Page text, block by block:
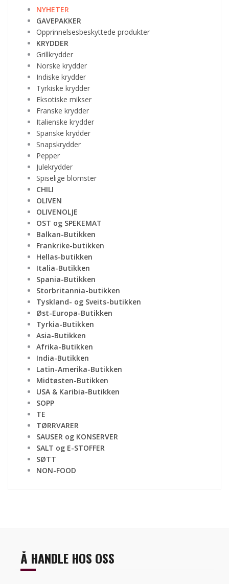
NYHETER
GAVEPAKKER
Opprinnelsesbeskyttede produkter
KRYDDER
Grillkrydder
Norske krydder
Indiske krydder
Tyrkiske krydder
Eksotiske mikser
Franske krydder
Italienske krydder
Spanske krydder
Snapskrydder
Pepper
Julekrydder
Spiselige blomster
CHILI
OLIVEN
OLIVENOLJE
OST og SPEKEMAT
Balkan-Butikken
Frankrike-butikken
Hellas-butikken
Italia-Butikken
Spania-Butikken
Storbritannia-butikken
Tyskland- og Sveits-butikken
Øst-Europa-Butikken
Tyrkia-Butikken
Asia-Butikken
Afrika-Butikken
India-Butikken
Latin-Amerika-Butikken
Midtøsten-Butikken
USA & Karibia-Butikken
SOPP
TE
TØRRVARER
SAUSER og KONSERVER
SALT og E-STOFFER
SØTT
NON-FOOD
Å HANDLE HOS OSS